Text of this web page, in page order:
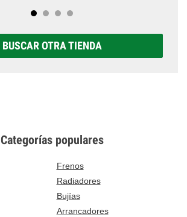
BUSCAR OTRA TIENDA
Categorías populares
Frenos
Radiadores
Bujías
Arrancadores